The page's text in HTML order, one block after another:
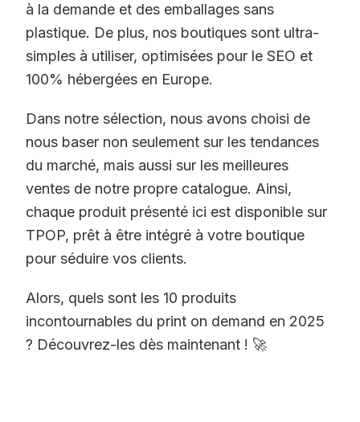
à la demande et des emballages sans
plastique. De plus, nos boutiques sont ultra-
simples à utiliser, optimisées pour le SEO et
100% hébergées en Europe.
Dans notre sélection, nous avons choisi de
nous baser non seulement sur les tendances
du marché, mais aussi sur les meilleures
ventes de notre propre catalogue. Ainsi,
chaque produit présenté ici est disponible sur
TPOP, prêt à être intégré à votre boutique
pour séduire vos clients.
Alors, quels sont les 10 produits
incontournables du print on demand en 2025
? Découvrez-les dès maintenant ! 🚀